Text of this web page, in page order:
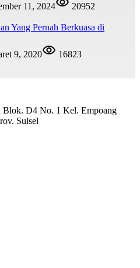
11, 2024
20952
Yang Pernah Berkuasa di
9, 2020 16823
D4 No. 1 Kel. Empoang
Sulsel